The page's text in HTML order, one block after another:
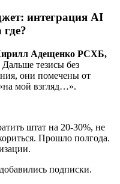
интеграция AI
Адещенко РСХБ,
Дальше тезисы без
они помечены от
мой взгляд…».
штат на 20-30%, не
Прошло полгода.
подписки.